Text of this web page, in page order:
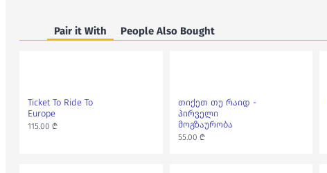
Pair it With People Also Bought
Ticket To Ride To
Europe
115.00 ₾
თიქეთ თუ რაიდ -
პირველი
მოგზაურობა
55.00 ₾